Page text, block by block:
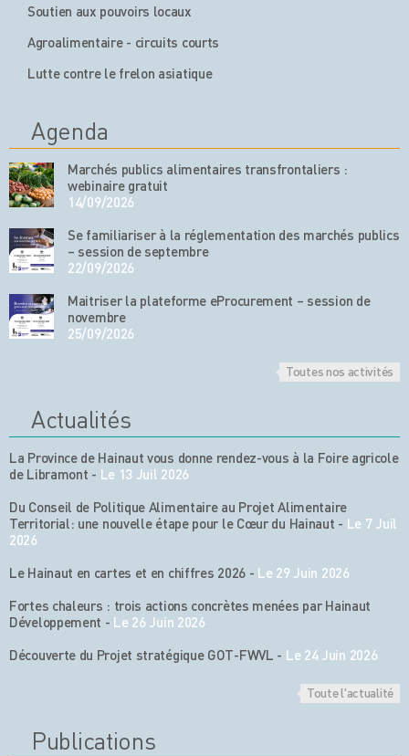
Soutien aux pouvoirs locaux
Agroalimentaire - circuits courts
Lutte contre le frelon asiatique
Agenda
Marchés publics alimentaires transfrontaliers :
webinaire gratuit
14/09/2026
Se familiariser à la réglementation des marchés publics
– session de septembre
22/09/2026
Maitriser la plateforme eProcurement – session de
novembre
25/09/2026
Toutes nos activités
Actualités
La Province de Hainaut vous donne rendez-vous à la Foire agricole
de Libramont - Le 13 Juil 2026
Du Conseil de Politique Alimentaire au Projet Alimentaire
Territorial: une nouvelle étape pour le Cœur du Hainaut - Le 7 Juil
2026
Le Hainaut en cartes et en chiffres 2026 - Le 29 Juin 2026
Fortes chaleurs : trois actions concrètes menées par Hainaut
Développement - Le 26 Juin 2026
Découverte du Projet stratégique GOT-FWVL - Le 24 Juin 2026
Toute l'actualité
Publications